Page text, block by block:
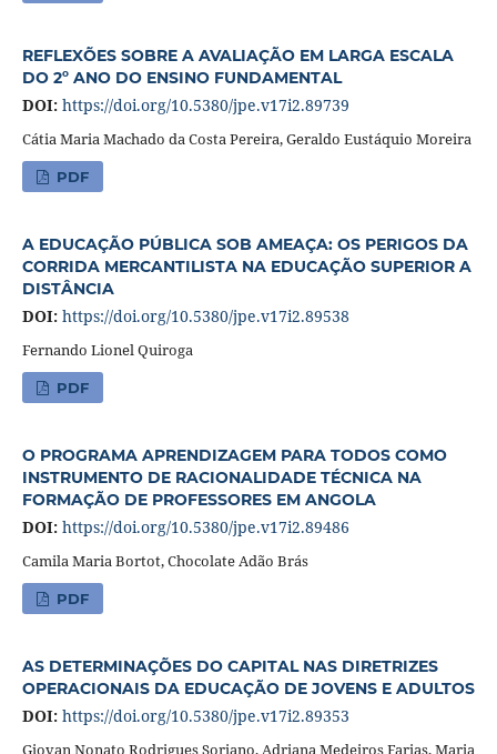
REFLEXÕES SOBRE A AVALIAÇÃO EM LARGA ESCALA
DO 2º ANO DO ENSINO FUNDAMENTAL
DOI: https://doi.org/10.5380/jpe.v17i2.89739
Cátia Maria Machado da Costa Pereira, Geraldo Eustáquio Moreira
PDF
A EDUCAÇÃO PÚBLICA SOB AMEAÇA: OS PERIGOS DA
CORRIDA MERCANTILISTA NA EDUCAÇÃO SUPERIOR A
DISTÂNCIA
DOI: https://doi.org/10.5380/jpe.v17i2.89538
Fernando Lionel Quiroga
PDF
O PROGRAMA APRENDIZAGEM PARA TODOS COMO
INSTRUMENTO DE RACIONALIDADE TÉCNICA NA
FORMAÇÃO DE PROFESSORES EM ANGOLA
DOI: https://doi.org/10.5380/jpe.v17i2.89486
Camila Maria Bortot, Chocolate Adão Brás
PDF
AS DETERMINAÇÕES DO CAPITAL NAS DIRETRIZES
OPERACIONAIS DA EDUCAÇÃO DE JOVENS E ADULTOS
DOI: https://doi.org/10.5380/jpe.v17i2.89353
Giovan Nonato Rodrigues Soriano, Adriana Medeiros Farias, Maria